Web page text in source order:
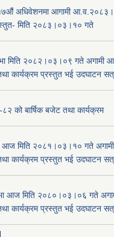
अधिवेशनमा आगामी
मिति २०८३।०३।१० गते
मिति २०८२।०३।०९ गते
कार्यक्रम प्रस्तुत भई उदघाटन
को बार्षिक बजेट तथा कार्यक्रम
आज मिति २०८१।०३।१० गते
कार्यक्रम प्रस्तुत भई उदघाटन
आज मिति २०८०।०३।०६ गते
कार्यक्रम प्रस्तुत भई उदघाटन